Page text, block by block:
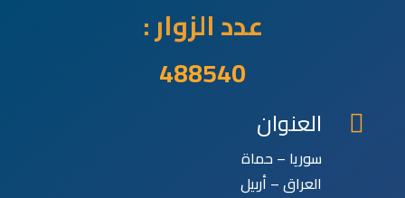
عدد الزوار :
488540
 العنوان
سوريا – حماة
العراق – أربيل